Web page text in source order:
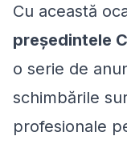
Cu această
președintele
o serie de
schimbările
profesionale